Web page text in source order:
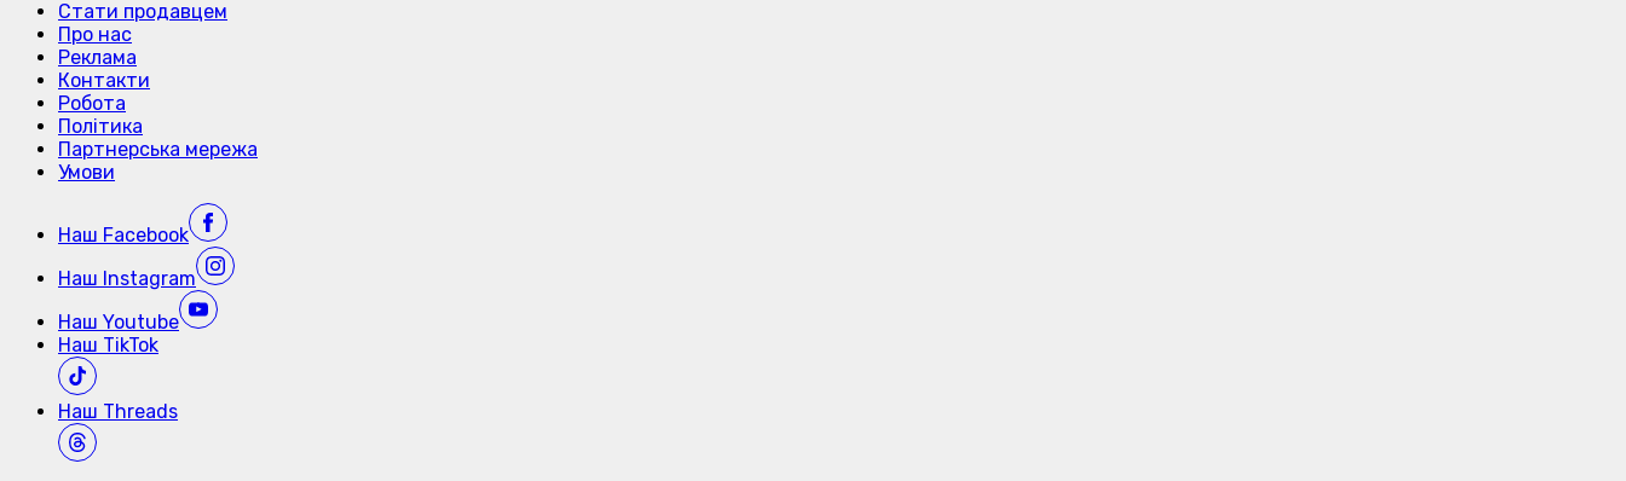
Стати продавцем
Про нас
Реклама
Контакти
Робота
Політика
Партнерська мережа
Умови
Наш Facebook
Наш Instagram
Наш Youtube
Наш TikTok
Наш Threads